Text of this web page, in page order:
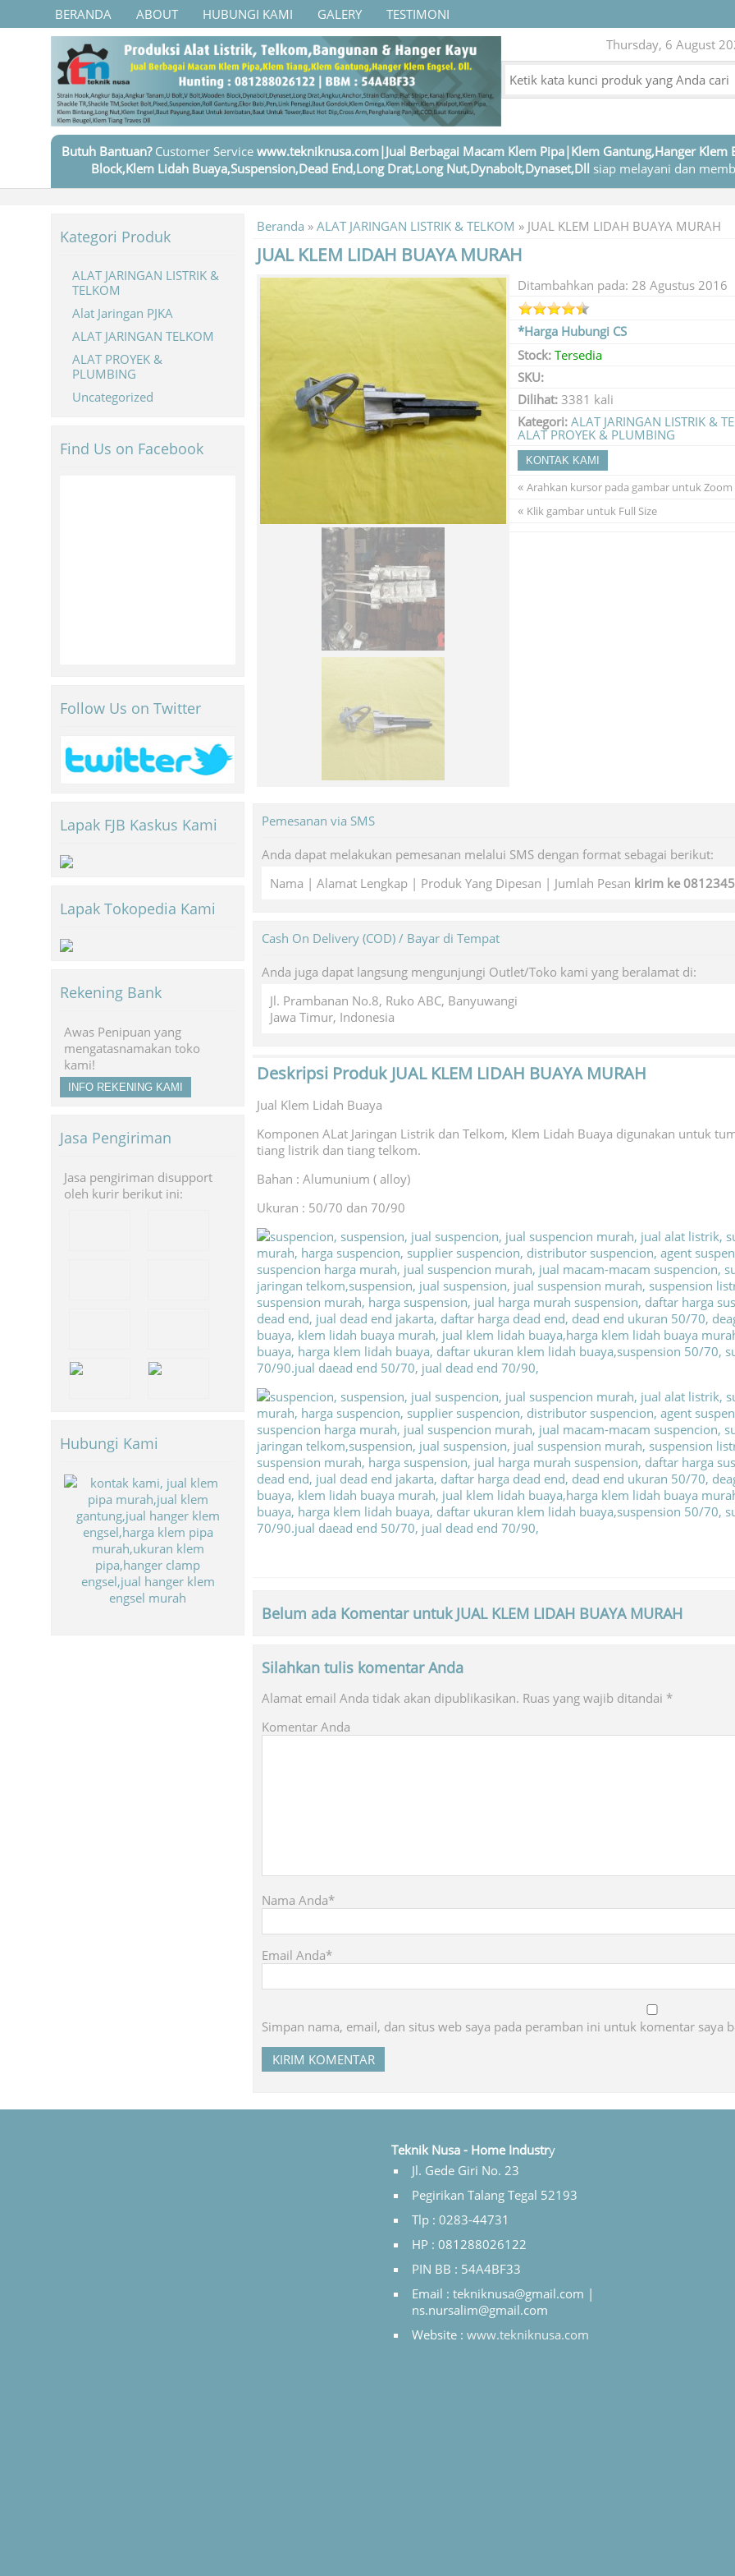
BERANDA ABOUT HUBUNGI KAMI GALERY
TESTIMONI
Thursday, 6 August
Butuh Bantuan?Customer Service www.tekniknusa.com|Jual Berbagai Macam Klem Pipa|Klem Gantung,Hanger Klem
Block,Klem Lidah Buaya,Suspension,Dead End,Long Drat,Long Nut,Dynabolt,Dynaset,Dll siap melayani dan
Beranda » ALAT JARINGAN LISTRIK & TELKOM » JUAL KLEM LIDAH BUAYA MURAH
JUAL KLEM LIDAH BUAYA MURAH
Ditambahkan pada: 28 Agustus 2016
*Harga Hubungi CS
Stock: Tersedia
SKU:
Dilihat: 3381 kali
Kategori: ALAT JARINGAN LISTRIK &
ALAT PROYEK & PLUMBING
KONTAK KAMI
« Arahkan kursor pada gambar untuk Zoom
« Klik gambar untuk Full Size
Pemesanan via SMS
Anda dapat melakukan pemesanan melalui SMS dengan format sebagai berikut:
Nama | Alamat Lengkap | Produk Yang Dipesan | Jumlah Pesan kirim ke
Cash On Delivery (COD) / Bayar di Tempat
Anda juga dapat langsung mengunjungi Outlet/Toko kami yang beralamat di:
Jl. Prambanan No.8, Ruko ABC, Banyuwangi
Jawa Timur, Indonesia
Deskripsi Produk JUAL KLEM LIDAH BUAYA MURAH
Jual Klem Lidah Buaya
Komponen ALat Jaringan Listrik dan Telkom, Klem Lidah Buaya digunakan untuk
tiang listrik dan tiang telkom.
Bahan : Alumunium ( alloy)
Ukuran : 50/70 dan 70/90
Belum ada Komentar untuk JUAL KLEM LIDAH BUAYA MURAH
Silahkan tulis komentar Anda
Alamat email Anda tidak akan dipublikasikan. Ruas yang wajib ditandai *
Komentar Anda
Nama Anda*
Email Anda*
Simpan nama, email, dan situs web saya pada peramban ini untuk komentar saya
Kategori Produk
ALAT JARINGAN LISTRIK &
TELKOM
Alat Jaringan PJKA
ALAT JARINGAN TELKOM
ALAT PROYEK &
PLUMBING
Uncategorized
Find Us on Facebook
Follow Us on Twitter
Lapak FJB Kaskus Kami
Lapak Tokopedia Kami
Rekening Bank
Awas Penipuan yang
mengatasnamakan toko
kami!
INFO REKENING KAMI
Jasa Pengiriman
Jasa pengiriman disupport
oleh kurir berikut ini:
Hubungi Kami
Teknik Nusa - Home Industry
Jl. Gede Giri No. 23
Pegirikan Talang Tegal 52193
Tlp : 0283-44731
HP : 081288026122
PIN BB : 54A4BF33
Email : tekniknusa@gmail.com |
ns.nursalim@gmail.com
Website : www.tekniknusa.com